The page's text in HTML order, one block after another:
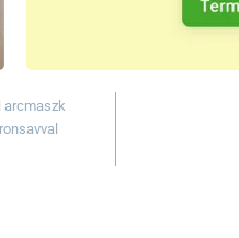
arcmaszk